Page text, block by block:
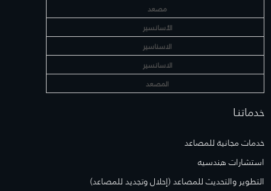
مصعد
الأسانسير
الاسناسير
الاسانسير
المصعد
خدماتنـا
خدمات مجانية للمصاعد
استشارات هندسيه
التطوير والتحديث للمصاعد (إحلال وتجديد للمصاعد)